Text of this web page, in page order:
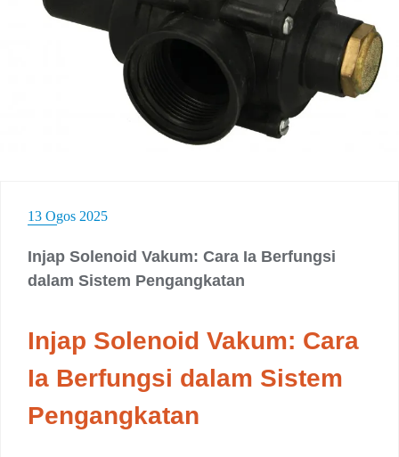
13 Ogos 2025
Injap Solenoid Vakum: Cara Ia Berfungsi
dalam Sistem Pengangkatan
Injap Solenoid Vakum: Cara
Ia Berfungsi dalam Sistem
Pengangkatan